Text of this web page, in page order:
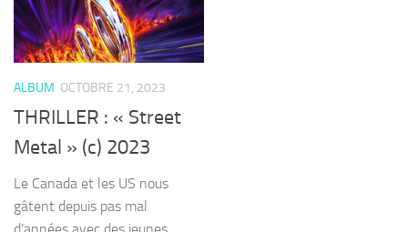
ALBUM OCTOBRE 21, 2023
THRILLER : « Street
Metal » (c) 2023
Le Canada et les US nous
gâtent depuis pas mal